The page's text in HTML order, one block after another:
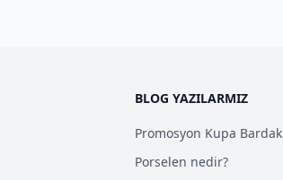
BLOG YAZILARMIZ
Promosyon Kupa Bardak
Porselen nedir?